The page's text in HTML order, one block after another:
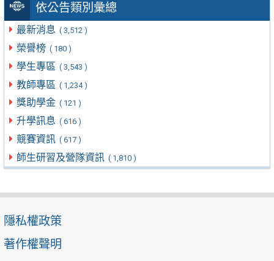
依公告類別彙總
最新消息 ( 3,512 )
榮譽榜 ( 180 )
學生專區 ( 3,543 )
教師專區 ( 1,234 )
獎助學金 ( 121 )
升學訊息 ( 616 )
競賽資訊 ( 617 )
師生研習及營隊資訊 ( 1,810 )
隱私權政策
著作權聲明